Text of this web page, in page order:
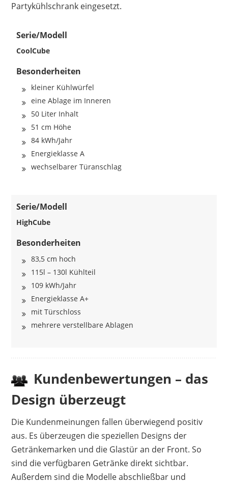
Partykühlschrank eingesetzt.
Serie/Modell
CoolCube
Besonderheiten
kleiner Kühlwürfel
eine Ablage im Inneren
50 Liter Inhalt
51 cm Höhe
84 kWh/Jahr
Energieklasse A
wechselbarer Türanschlag
Serie/Modell
HighCube
Besonderheiten
83,5 cm hoch
115l – 130l Kühlteil
109 kWh/Jahr
Energieklasse A+
mit Türschloss
mehrere verstellbare Ablagen
Kundenbewertungen – das
Design überzeugt
Die Kundenmeinungen fallen überwiegend positiv
aus. Es überzeugen die speziellen Designs der
Getränkemarken und die Glastür an der Front. So
sind die verfügbaren Getränke direkt sichtbar.
Außerdem sind die Modelle abschließbar und